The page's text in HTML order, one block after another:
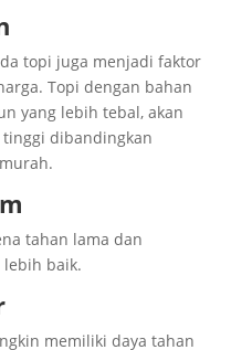
topi juga menjadi faktor
Topi dengan bahan
yang lebih tebal, akan
dibandingkan
tahan lama dan
lebih baik.
memiliki daya tahan